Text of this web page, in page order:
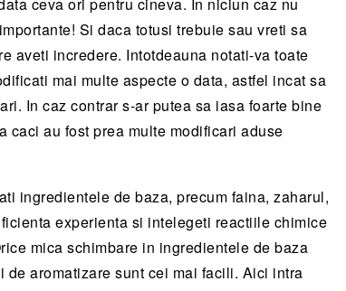
Si daca totusi trebuie sau vreti sa
aveti incredere. Intotdeauna notati-va toate
mai multe aspecte o data, astfel incat sa
In caz contrar s-ar putea sa iasa foarte bine
caci au fost prea multe modificari aduse
ingredientele de baza, precum faina, zaharul,
experienta si intelegeti reactiile chimice
mica schimbare in ingredientele de baza
aromatizare sunt cei mai facili. Aici intra